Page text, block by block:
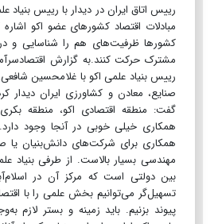
رییس اتاق ایران در دیدار با رییس بنیاد
مبادلات اقتصاد کشورهای عضو اکو
کشورها ظرفیت‌های هم را شناسایی و
مشترک حرکت کنند.به گزارش
رییس بنیاد علمی اکو با غلامحسین
صنایع، معادن و کشاورزی ایران دیدار
گفت: منطقه اقتصادی اکو، منطقه
همکاری خیلی خوبی در آنجا وجود
همکاری برای شرکت‌های دانش‌بنیان یا
مهندسی بسیار بالاست. از طرفی بنیاد
بین دولتی است که مرکز آن در
تسهیل‌گر می‌توانیم بخش علمی را با
پیوند بزنیم. باید زمینه و بستر لازم